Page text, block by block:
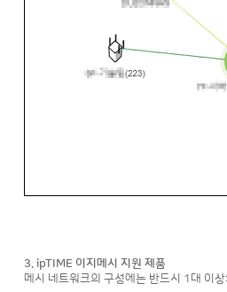
3. ipTIME 이지메시 지원 제품
메시 네트워크의 구성에는 반드시 1대 이